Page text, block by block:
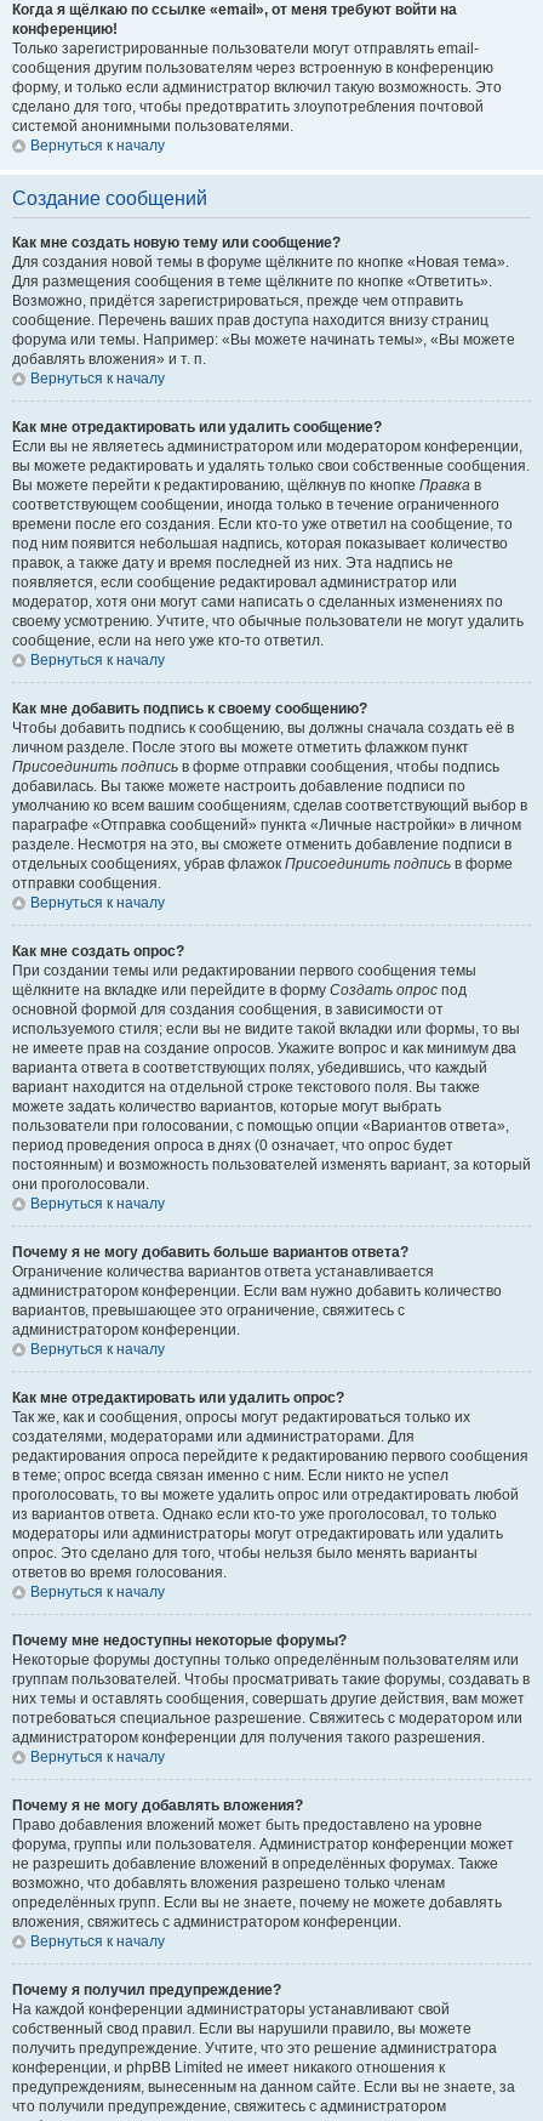
Когда я щёлкаю по ссылке «email», от меня требуют войти на
конференцию!
Только зарегистрированные пользователи могут отправлять email-
сообщения другим пользователям через встроенную в конференцию
форму, и только если администратор включил такую возможность. Это
сделано для того, чтобы предотвратить злоупотребления почтовой
системой анонимными пользователями.
Вернуться к началу
Создание сообщений
Как мне создать новую тему или сообщение?
Для создания новой темы в форуме щёлкните по кнопке «Новая тема».
Для размещения сообщения в теме щёлкните по кнопке «Ответить».
Возможно, придётся зарегистрироваться, прежде чем отправить
сообщение. Перечень ваших прав доступа находится внизу страниц
форума или темы. Например: «Вы можете начинать темы», «Вы можете
добавлять вложения» и т. п.
Вернуться к началу
Как мне отредактировать или удалить сообщение?
Если вы не являетесь администратором или модератором конференции,
вы можете редактировать и удалять только свои собственные сообщения.
Вы можете перейти к редактированию, щёлкнув по кнопке Правка в
соответствующем сообщении, иногда только в течение ограниченного
времени после его создания. Если кто-то уже ответил на сообщение, то
под ним появится небольшая надпись, которая показывает количество
правок, а также дату и время последней из них. Эта надпись не
появляется, если сообщение редактировал администратор или
модератор, хотя они могут сами написать о сделанных изменениях по
своему усмотрению. Учтите, что обычные пользователи не могут удалить
сообщение, если на него уже кто-то ответил.
Вернуться к началу
Как мне добавить подпись к своему сообщению?
Чтобы добавить подпись к сообщению, вы должны сначала создать её в
личном разделе. После этого вы можете отметить флажком пункт
Присоединить подпись в форме отправки сообщения, чтобы подпись
добавилась. Вы также можете настроить добавление подписи по
умолчанию ко всем вашим сообщениям, сделав соответствующий выбор в
параграфе «Отправка сообщений» пункта «Личные настройки» в личном
разделе. Несмотря на это, вы сможете отменить добавление подписи в
отдельных сообщениях, убрав флажок Присоединить подпись в форме
отправки сообщения.
Вернуться к началу
Как мне создать опрос?
При создании темы или редактировании первого сообщения темы
щёлкните на вкладке или перейдите в форму Создать опрос под
основной формой для создания сообщения, в зависимости от
используемого стиля; если вы не видите такой вкладки или формы, то вы
не имеете прав на создание опросов. Укажите вопрос и как минимум два
варианта ответа в соответствующих полях, убедившись, что каждый
вариант находится на отдельной строке текстового поля. Вы также
можете задать количество вариантов, которые могут выбрать
пользователи при голосовании, с помощью опции «Вариантов ответа»,
период проведения опроса в днях (0 означает, что опрос будет
постоянным) и возможность пользователей изменять вариант, за который
они проголосовали.
Вернуться к началу
Почему я не могу добавить больше вариантов ответа?
Ограничение количества вариантов ответа устанавливается
администратором конференции. Если вам нужно добавить количество
вариантов, превышающее это ограничение, свяжитесь с
администратором конференции.
Вернуться к началу
Как мне отредактировать или удалить опрос?
Так же, как и сообщения, опросы могут редактироваться только их
создателями, модераторами или администраторами. Для
редактирования опроса перейдите к редактированию первого сообщения
в теме; опрос всегда связан именно с ним. Если никто не успел
проголосовать, то вы можете удалить опрос или отредактировать любой
из вариантов ответа. Однако если кто-то уже проголосовал, то только
модераторы или администраторы могут отредактировать или удалить
опрос. Это сделано для того, чтобы нельзя было менять варианты
ответов во время голосования.
Вернуться к началу
Почему мне недоступны некоторые форумы?
Некоторые форумы доступны только определённым пользователям или
группам пользователей. Чтобы просматривать такие форумы, создавать в
них темы и оставлять сообщения, совершать другие действия, вам может
потребоваться специальное разрешение. Свяжитесь с модератором или
администратором конференции для получения такого разрешения.
Вернуться к началу
Почему я не могу добавлять вложения?
Право добавления вложений может быть предоставлено на уровне
форума, группы или пользователя. Администратор конференции может
не разрешить добавление вложений в определённых форумах. Также
возможно, что добавлять вложения разрешено только членам
определённых групп. Если вы не знаете, почему не можете добавлять
вложения, свяжитесь с администратором конференции.
Вернуться к началу
Почему я получил предупреждение?
На каждой конференции администраторы устанавливают свой
собственный свод правил. Если вы нарушили правило, вы можете
получить предупреждение. Учтите, что это решение администратора
конференции, и phpBB Limited не имеет никакого отношения к
предупреждениям, вынесенным на данном сайте. Если вы не знаете, за
что получили предупреждение, свяжитесь с администратором